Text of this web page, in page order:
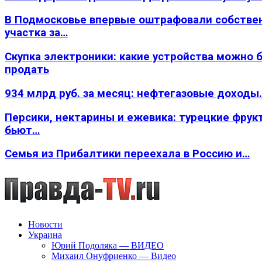
В Подмосковье впервые оштрафовали
участка за…
Скупка электроники: какие устройства можно
продать
934 млрд руб. за месяц: нефтегазовые
Персики, нектарины и ежевика: турецкие
бьют…
Семья из Прибалтики переехала в Россию и…
Новости
Украина
Юрий Подоляка — ВИДЕО
Михаил Онуфриенко — Видео